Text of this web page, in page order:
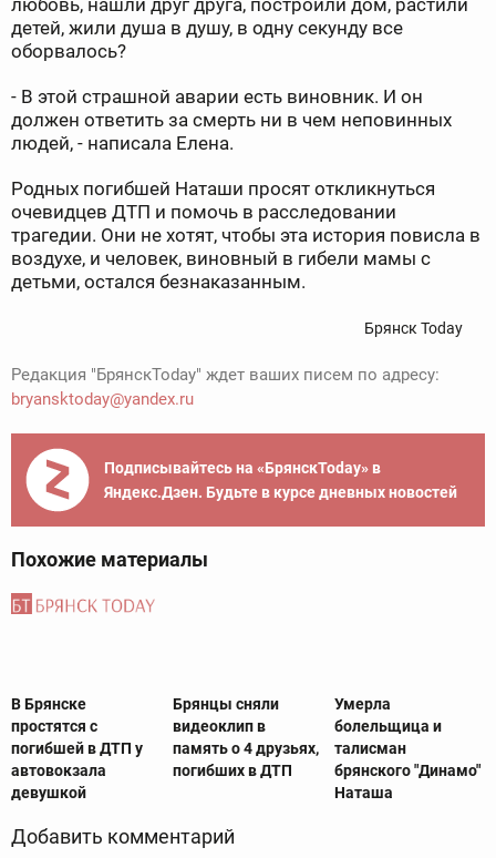
любовь, нашли друг друга, построили дом, растили
детей, жили душа в душу, в одну секунду все
оборвалось?
- В этой страшной аварии есть виновник. И он
должен ответить за смерть ни в чем неповинных
людей, - написала Елена.
Родных погибшей Наташи просят откликнуться
очевидцев ДТП и помочь в расследовании
трагедии. Они не хотят, чтобы эта история повисла в
воздухе, и человек, виновный в гибели мамы с
детьми, остался безнаказанным.
Брянск Today
Редакция "БрянскToday" ждет ваших писем по адресу:
bryansktoday@yandex.ru
Подписывайтесь на «БрянскToday» в
Яндекс.Дзен. Будьте в курсе дневных новостей
Похожие материалы
В Брянске
простятся с
погибшей в ДТП у
автовокзала
девушкой
Брянцы сняли
видеоклип в
память о 4 друзьях,
погибших в ДТП
Умерла
болельщица и
талисман
брянского "Динамо"
Наташа
Добавить комментарий